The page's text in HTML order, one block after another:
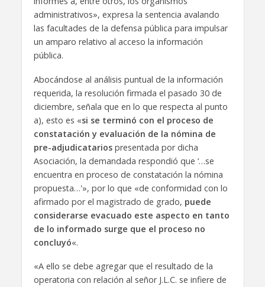
administrativos», expresa la sentencia avalando
las facultades de la defensa pública para impulsar
un amparo relativo al acceso la información
pública.
Abocándose al análisis puntual de la información
requerida, la resolución firmada el pasado 30 de
diciembre, señala que en lo que respecta al punto
a), esto es «si se terminó con el proceso de
constatación y evaluación de la nómina de
pre-adjudicatariospresentada por dicha
Asociación, la demandada respondió que ‘…se
encuentra en proceso de constatación la nómina
propuesta…'», por lo que «de conformidad con lo
afirmado por el magistrado de grado, puede
considerarse evacuado este aspecto en tanto
de lo informado surge que el proceso no
concluyó«.
«A ello se debe agregar que el resultado de la
operatoria con relación al señor J.L.C. se infiere de